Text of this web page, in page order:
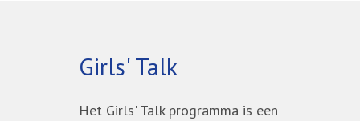
Girls' Talk
Het Girls' Talk programma is een